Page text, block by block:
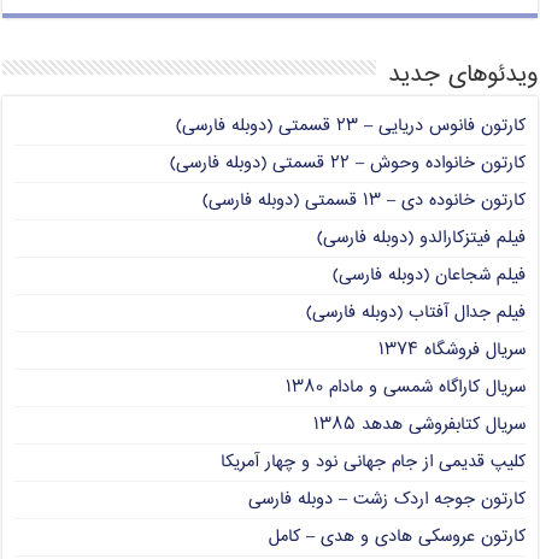
ویدئوهای جدید
کارتون فانوس دریایی – ۲۳ قسمتی (دوبله فارسی)
کارتون خانواده وحوش – ۲۲ قسمتی (دوبله فارسی)
کارتون خانوده دی – ۱۳ قسمتی (دوبله فارسی)
فیلم فیتزکارالدو (دوبله فارسی)
فیلم شجاعان (دوبله فارسی)
فیلم جدال آفتاب (دوبله فارسی)
سریال فروشگاه ۱۳۷۴
سریال کاراگاه شمسی و مادام ۱۳۸۰
سریال کتابفروشی هدهد ۱۳۸۵
کلیپ قدیمی از جام جهانی نود و چهار آمریکا
کارتون جوجه اردک زشت – دوبله فارسی
کارتون عروسکی هادی و هدی – کامل